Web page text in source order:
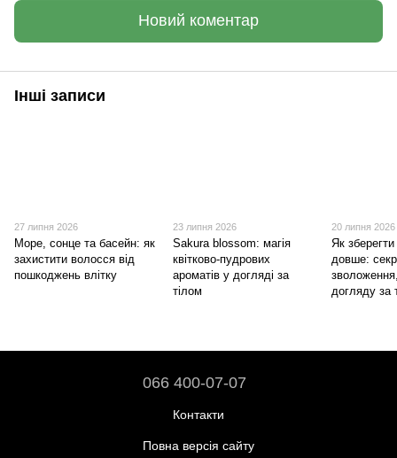
Новий коментар
Інші записи
27 липня 2026
Море, сонце та басейн: як
захистити волосся від
пошкоджень влітку
23 липня 2026
Sakura blossom: магія
квітково-пудрових
ароматів у догляді за
тілом
20 липня 2026
Як
довше:
догляду за
066 400-07-07
Контакти
Повна версія сайту